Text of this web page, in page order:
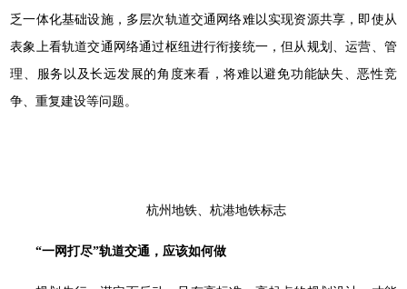
乏一体化基础设施，多层次轨道交通网络难以实现资源共享，即使从
表象上看轨道交通网络通过枢纽进行衔接统一，但从规划、运营、管
理、服务以及长远发展的角度来看，将难以避免功能缺失、恶性竞
争、重复建设等问题。
杭州地铁、杭港地铁标志
“一网打尽”轨道交通，应该如何做